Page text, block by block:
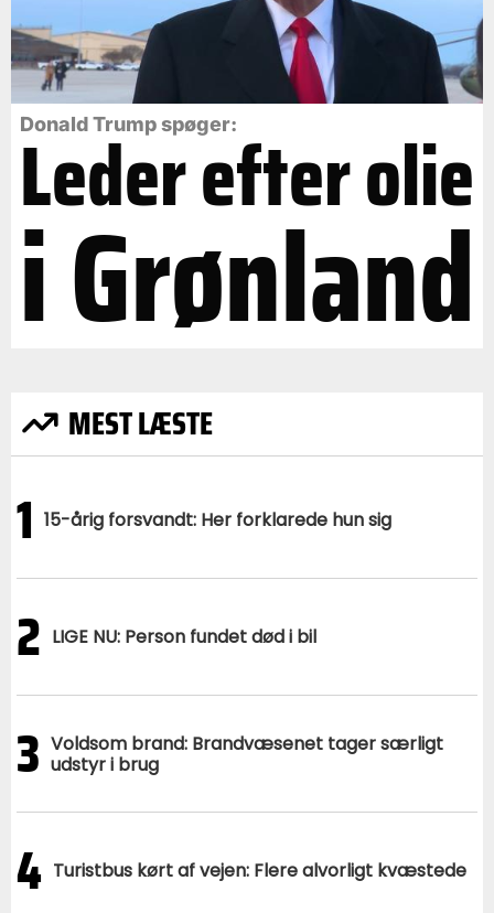
Donald Trump spøger:
Leder efter olie
i Grønland
MEST LÆSTE
1 15-årig forsvandt: Her forklarede hun sig
2 LIGE NU: Person fundet død i bil
3 Voldsom brand: Brandvæsenet tager særligt
udstyr i brug
4 Turistbus kørt af vejen: Flere alvorligt kvæstede